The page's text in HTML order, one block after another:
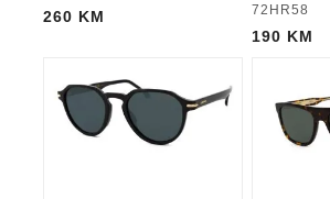
260 KM
72HR58
190 KM